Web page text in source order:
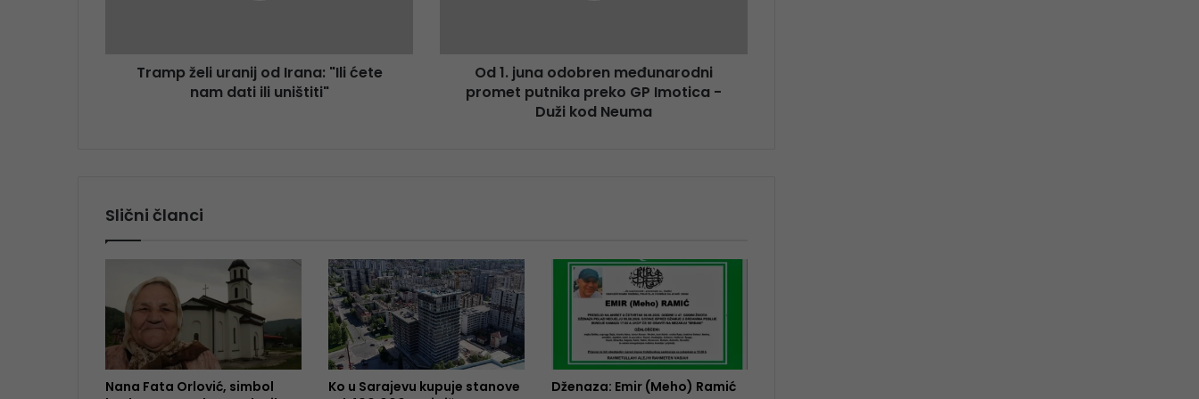
Tramp želi uranij od Irana: "Ili ćete
nam dati ili uništiti"
Od 1. juna odobren međunarodni
promet putnika preko GP Imotica -
Duži kod Neuma
Slični članci
Nana Fata Orlović, simbol
Ko u Sarajevu kupuje stanove
Dženaza: Emir (Meho) Ramić